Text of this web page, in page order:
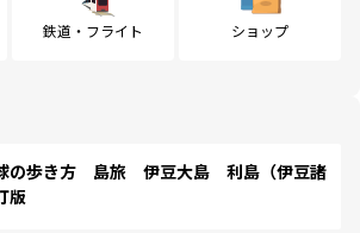
鉄道・フライト ショップ
の歩き方 島旅 伊豆大島 利島（伊豆諸
版